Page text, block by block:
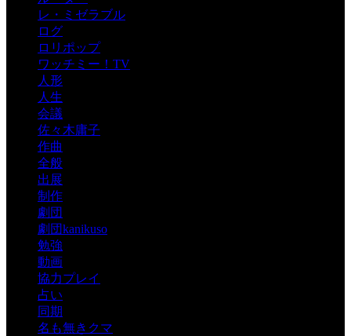
レ・ミゼラブル
ログ
ロリポップ
ワッチミー！TV
人形
人生
会議
佐々木庸子
作曲
全般
出展
制作
劇団
劇団kanikuso
勉強
動画
協力プレイ
占い
同期
名も無きクマ